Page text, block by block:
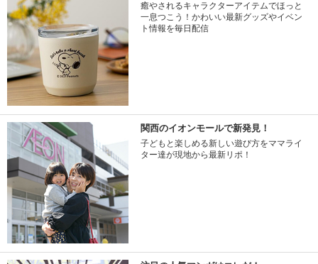
癒やされるキャラクターアイテムでほっと
一息つこう！かわいい最新グッズやイベン
ト情報を毎日配信
関西のイオンモールで新発見！
子どもと楽しめる新しい遊び方をママライ
ター達が現地から最新リポ！